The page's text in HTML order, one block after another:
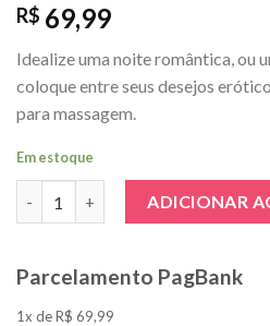
R$ 69,99
Idealize uma noite romântica, ou
coloque entre seus desejos
para massagem.
Em estoque
ADICIONAR
Parcelamento PagBank
1x de R$ 69,99